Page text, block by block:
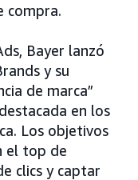
compra.
Bayer lanzó
y su
de marca”
en los
Los objetivos
el top de
clics y captar